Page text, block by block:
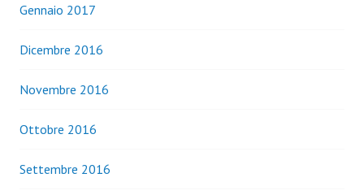
Gennaio 2017
Dicembre 2016
Novembre 2016
Ottobre 2016
Settembre 2016